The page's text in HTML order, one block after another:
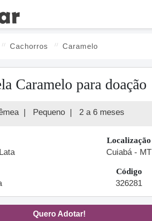
Cachorros Caramelo
Caramelo para doação
| Pequeno | 2 a 6 meses
Localização
Cuiabá - MT
Código
326281
Quero Adotar!